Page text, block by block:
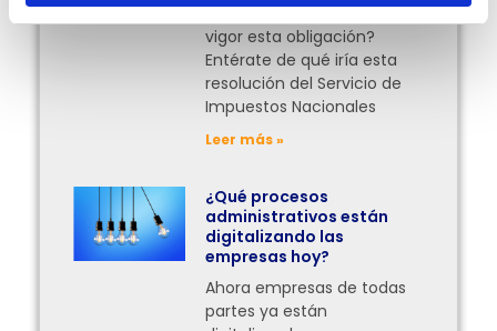
¿Desde cuándo entrará en
vigor esta obligación?
Entérate de qué iría esta
resolución del Servicio de
Impuestos Nacionales
Leer más »
¿Qué procesos
administrativos están
digitalizando las
empresas hoy?
Ahora empresas de todas
partes ya están